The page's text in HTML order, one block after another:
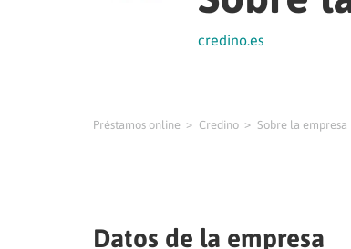
credino.es
Préstamos online Credino Sobre la empresa
Datos de la empresa